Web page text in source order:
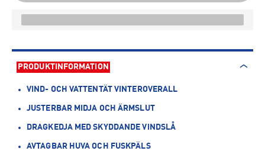
PRODUKTINFORMATION
VIND- OCH VATTENTÄT VINTEROVERALL
JUSTERBAR MIDJA OCH ÄRMSLUT
DRAGKEDJA MED SKYDDANDE VINDSLÅ
AVTAGBAR HUVA OCH FUSKPÄLS